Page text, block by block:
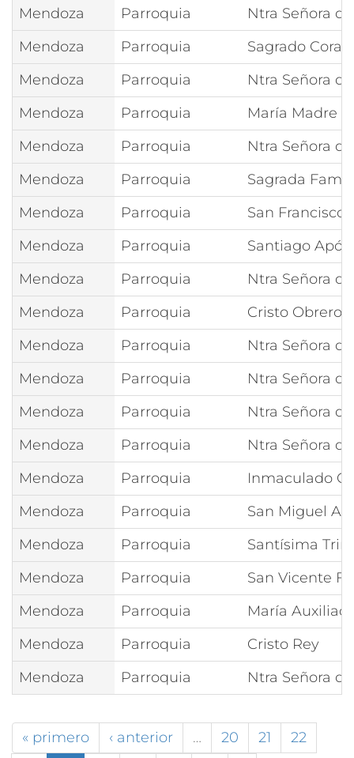
Mendoza Parroquia
Ntra Señora
Mendoza
Parroquia
Sagrado
Mendoza
Parroquia
Ntra Señora
Mendoza
Parroquia
María Madre
Mendoza
Parroquia
Ntra Señora
Mendoza
Parroquia
Sagrada
Mendoza
Parroquia
San Francisco
Mendoza
Parroquia
Santiago
Mendoza
Parroquia
Ntra Señora
Mendoza
Parroquia
Cristo Obrero
Mendoza
Parroquia
Ntra Señora
Mendoza
Parroquia
Ntra Señora
Mendoza
Parroquia
Ntra Señora
Mendoza
Parroquia
Ntra Señora
Mendoza
Parroquia
Inmaculado
Mendoza
Parroquia
San Miguel
Mendoza
Parroquia
Santísima
Mendoza
Parroquia
San Vicente
Mendoza
Parroquia
María
Mendoza
Parroquia
Cristo Rey
Mendoza
Parroquia Ntra Señora
« primero ‹ anterior … 20 21
22